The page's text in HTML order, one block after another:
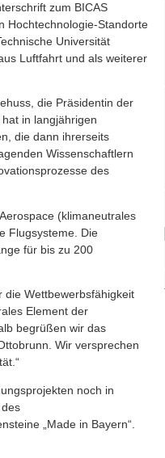
zum BICAS
Hochtechnologie-Standorte
Universität
Luftfahrt und als weiterer
die Präsidentin der
in langjährigen
die dann ihrerseits
Wissenschaftlern
des
(klimaneutrales
Flugsysteme. Die
für bis zu 200
die Wettbewerbsfähigkeit
Element der
begrüßen wir das
Wir versprechen
noch in
„Made in Bayern“.